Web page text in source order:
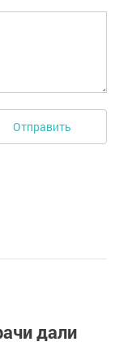
Отправить
дали